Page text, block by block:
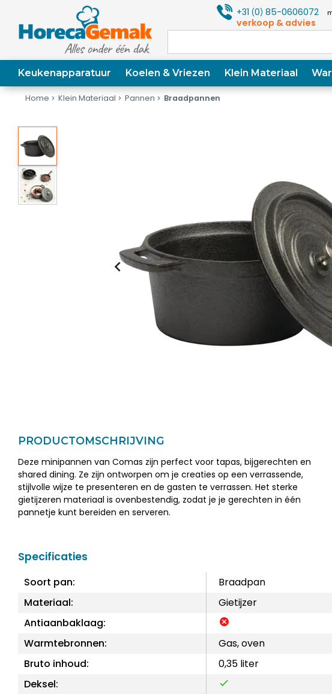
+31(0) 85-0606072
verkoop & advies
Keukenapparatuur Koelen & Vriezen Klein Materiaal
Home Klein Materiaal Pannen Braadpannen
PRODUCTOMSCHRIJVING
Deze minipannen van Comas zijn perfect voor tapas, bijgerechten en
shared dining. Ze zijn ontworpen om je creaties op een verrassende,
stijlvolle wijze te presenteren en de gasten te verrassen. Het sterke
gietijzeren materiaal is ovenbestendig, zodat je je gerechten in één
pannetje kunt bereiden en serveren.
Specificaties
Soort pan:
Braadpan
Materiaal:
Gietijzer
Antiaanbaklaag:
Warmtebronnen:
Gas, oven
Bruto inhoud:
0,35 liter
Deksel: